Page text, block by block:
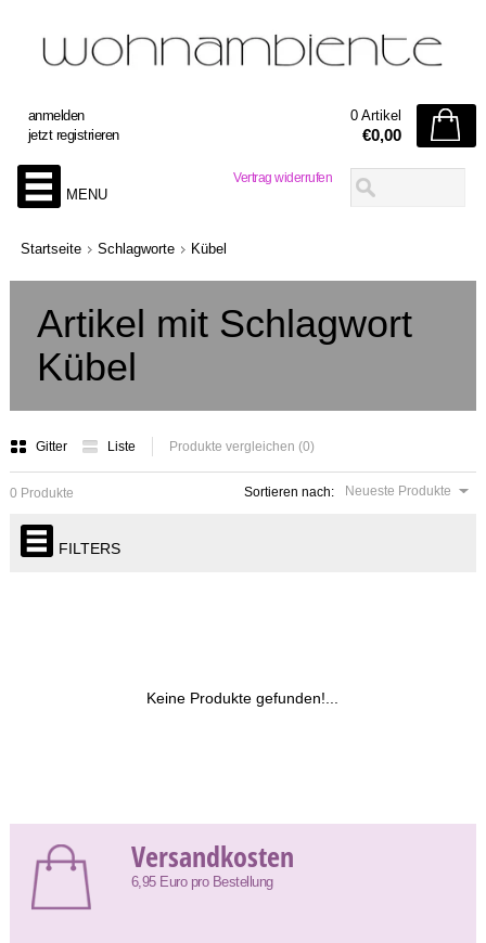
Vertrag widerrufen
anmelden
jetzt registrieren
0 Artikel
€0,00
MENU
Startseite Schlagworte Kübel
Artikel mit Schlagwort
Kübel
Gitter Liste Produkte vergleichen (0)
Sortieren nach: Neueste Produkte
0 Produkte
FILTERS
Keine Produkte gefunden!...
Versandkosten
6,95 Euro pro Bestellung